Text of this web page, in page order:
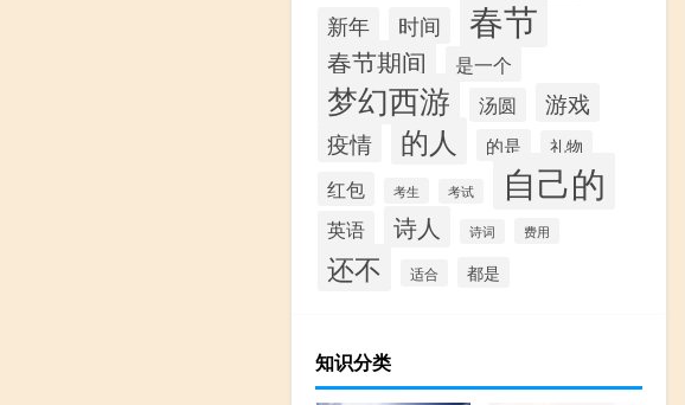
新年 时间 春节
春节期间 是一个
梦幻西游 汤圆
游戏
疫情
的人 的是 礼物
红包 考生 考试 自己的
英语 诗人 诗词 费用
还不 适合 都是
知识分类